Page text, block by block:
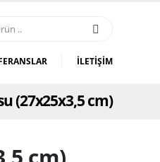
İLETIŞIM
(27x25x3,5 cm)